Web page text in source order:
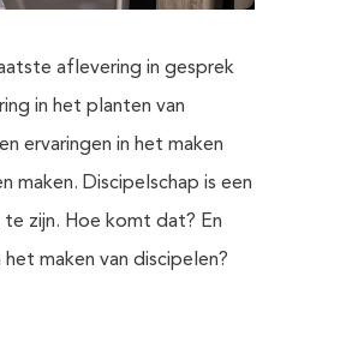
aflevering in gesprek
in het planten van
ervaringen in het maken
maken. Discipelschap is een
zijn. Hoe komt dat? En
maken van discipelen?